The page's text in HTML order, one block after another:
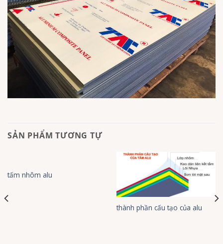
SẢN PHẨM TƯƠNG TỰ
tấm nhôm alu
thành phần cấu tạo của alu